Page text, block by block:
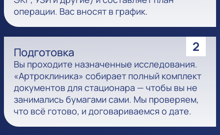
операции. Вас вносят в график.
2
Подготовка
Вы проходите назначенные исследования.
«Артроклиника» собирает полный комплект
документов для стационара — чтобы вы не
занимались бумагами сами. Мы проверяем,
что всё готово, и договариваемся о дате.